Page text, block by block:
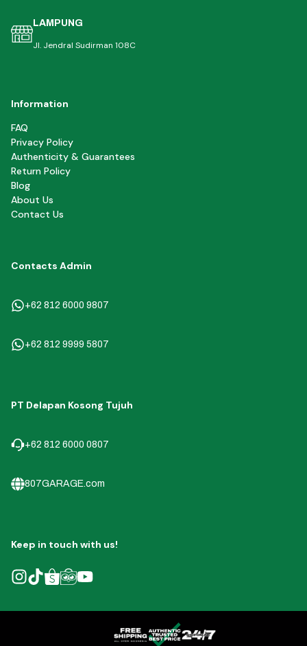
LAMPUNG
Jl. Jendral Sudirman 108C
Information
FAQ
Privacy Policy
Authenticity & Guarantees
Return Policy
Blog
About Us
Contact Us
Contacts Admin
+62 812 6000 9807
+62 812 9999 5807
PT Delapan Kosong Tujuh
+62 812 6000 0807
807GARAGE.com
Keep in touch with us!